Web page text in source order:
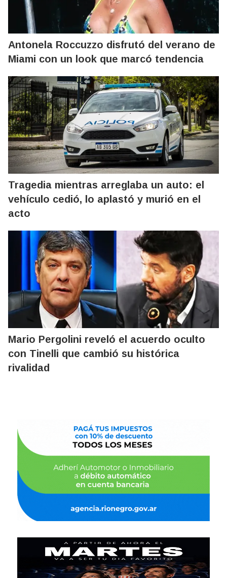
Antonela Roccuzzo disfrutó del verano de
Miami con un look que marcó tendencia
Tragedia mientras arreglaba un auto: el
vehículo cedió, lo aplastó y murió en el
acto
Mario Pergolini reveló el acuerdo oculto
con Tinelli que cambió su histórica
rivalidad